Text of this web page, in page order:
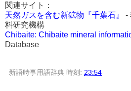
関連サイト：
天然ガスを含む新鉱物『千葉石』
-
料研究機構
Chibaite: Chibaite mineral
Database
新語時事用語辞典 時刻: 23:54